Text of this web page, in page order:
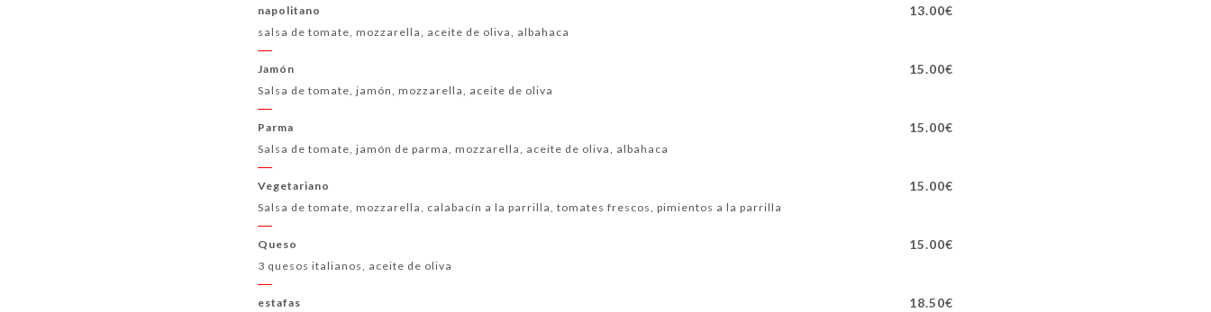
napolitano 13.00€
salsa de tomate, mozzarella, aceite de oliva, albahaca
Jamón 15.00€
Salsa de tomate, jamón, mozzarella, aceite de oliva
Parma 15.00€
Salsa de tomate, jamón de parma, mozzarella, aceite de oliva, albahaca
Vegetariano 15.00€
Salsa de tomate, mozzarella, calabacín a la parrilla, tomates frescos, pimientos a la parrilla
Queso 15.00€
3 quesos italianos, aceite de oliva
estafas 18.50€